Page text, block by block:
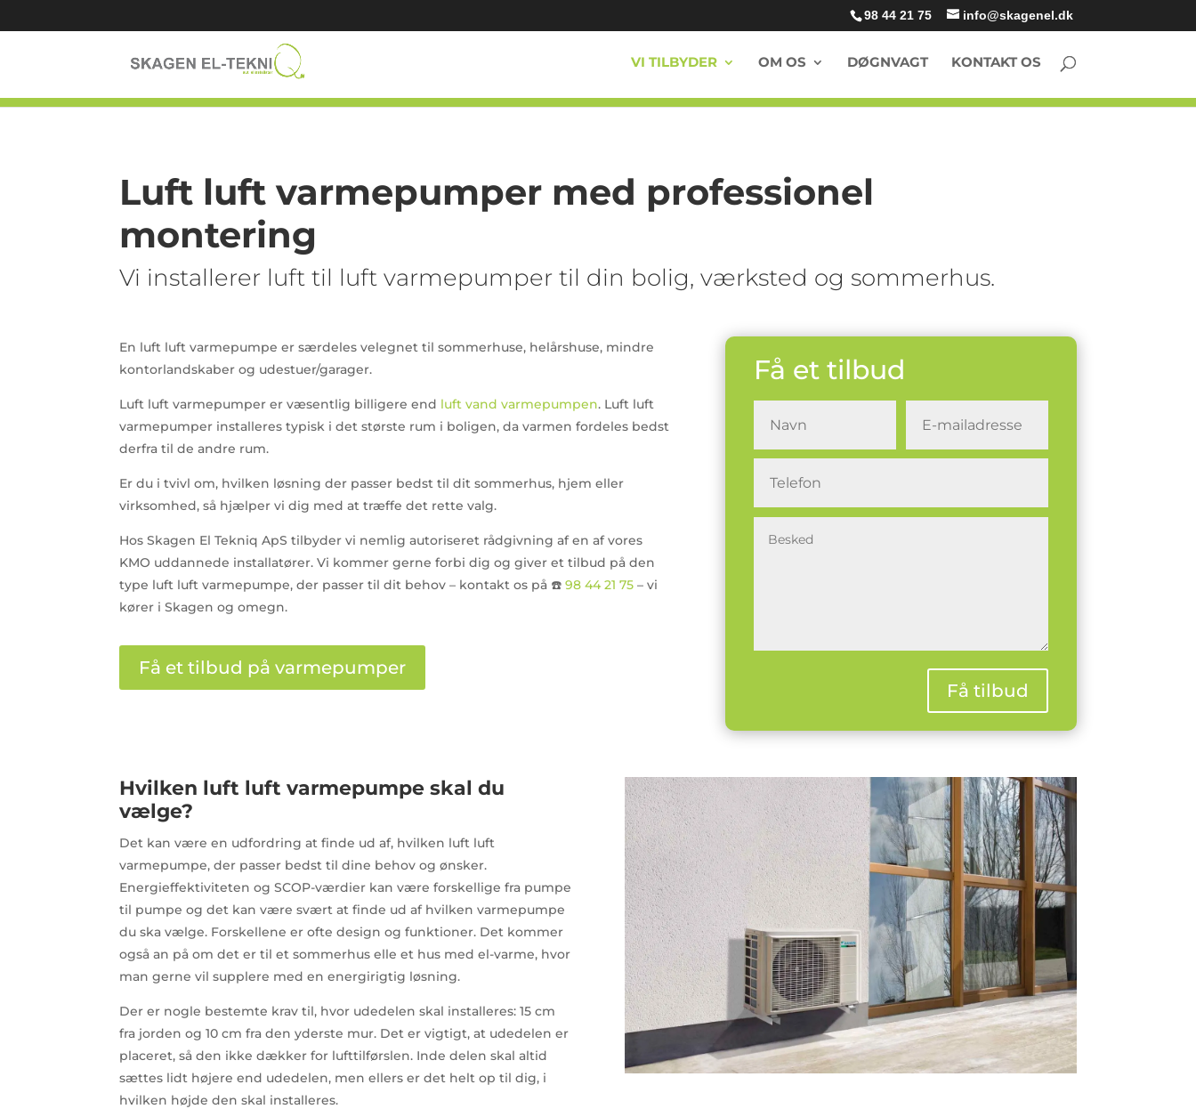
98 44 21 75 info@skagenel.dk
VI TILBYDER OM OS DØGNVAGT KONTAKT OS
Luft luft varmepumper med professionel
montering
Vi installerer luft til luft varmepumper til din bolig, værksted og sommerhus.
En luft luft varmepumpe er særdeles velegnet til sommerhuse, helårshuse, mindre
kontorlandskaber og udestuer/garager.
Luft luft varmepumper er væsentlig billigere end luft vand varmepumpen. Luft luft
varmepumper installeres typisk i det største rum i boligen, da varmen fordeles bedst
derfra til de andre rum.
Er du i tvivl om, hvilken løsning der passer bedst til dit sommerhus, hjem eller
virksomhed, så hjælper vi dig med at træffe det rette valg.
Hos Skagen El Tekniq ApS tilbyder vi nemlig autoriseret rådgivning af en af vores
KMO uddannede installatører. Vi kommer gerne forbi dig og giver et tilbud på den
type luft luft varmepumpe, der passer til dit behov – kontakt os på ☎️98 44 21 75 – vi
kører i Skagen og omegn.
Få et tilbud på varmepumper
Få et tilbud
Få tilbud
Hvilken luft luft varmepumpe skal du
vælge?
Det kan være en udfordring at finde ud af, hvilken luft luft
varmepumpe, der passer bedst til dine behov og ønsker.
Energieffektiviteten og SCOP-værdier kan være forskellige fra pumpe
til pumpe og det kan være svært at finde ud af hvilken varmepumpe
du ska vælge. Forskellene er ofte design og funktioner. Det kommer
også an på om det er til et sommerhus elle et hus med el-varme, hvor
man gerne vil supplere med en energirigtig løsning.
Der er nogle bestemte krav til, hvor udedelen skal installeres: 15 cm
fra jorden og 10 cm fra den yderste mur. Det er vigtigt, at udedelen er
placeret, så den ikke dækker for lufttilførslen. Inde delen skal altid
sættes lidt højere end udedelen, men ellers er det helt op til dig, i
hvilken højde den skal installeres.